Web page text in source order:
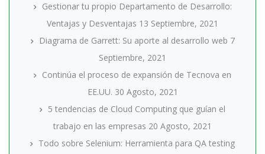
Gestionar tu propio Departamento de Desarrollo:
Ventajas y Desventajas 13 Septiembre, 2021
Diagrama de Garrett: Su aporte al desarrollo web 7
Septiembre, 2021
Continúa el proceso de expansión de Tecnova en
EE.UU. 30 Agosto, 2021
5 tendencias de Cloud Computing que guían el
trabajo en las empresas 20 Agosto, 2021
Todo sobre Selenium: Herramienta para QA testing